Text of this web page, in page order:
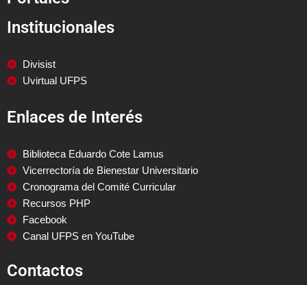
Institucionales
Divisist
Uvirtual UFPS
Enlaces de Interés
Biblioteca Eduardo Cote Lamus
Vicerrectoría de Bienestar Universitario
Cronograma del Comité Curricular
Recursos PHP
Facebook
Canal UFPS en YouTube
Contactos